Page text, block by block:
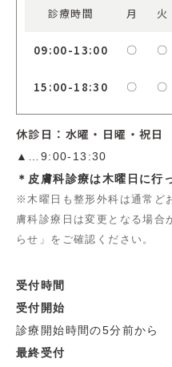
診療時間 月 火
09:00-13:00 〇 〇
15:00-18:30 〇 〇
休診日：水曜・日曜・祝日
▲…9:00-13:30
＊皮膚科診療は木曜日に行
※木曜日も整形外科は通常ど
膚科診療日は変更となる場合
らせ」をご確認ください。
受付時間
受付開始
診療開始時間の5分前から
最終受付